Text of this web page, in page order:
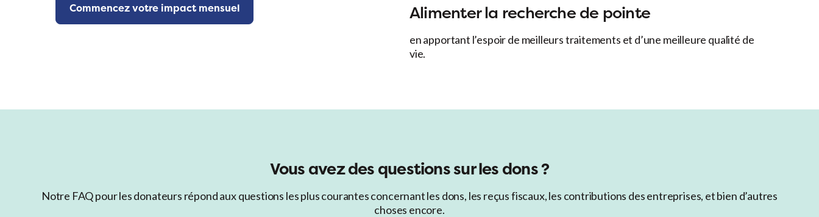
Commencez votre impact mensuel Alimenter la recherche de pointe
en apportant l’espoir de meilleurs traitements et d’une meilleure qualité de
vie.
Vous avez des questions sur les dons ?
Notre FAQ pour les donateurs répond aux questions les plus courantes concernant les dons, les reçus fiscaux, les contributions des entreprises, et bien d’autres
choses encore.